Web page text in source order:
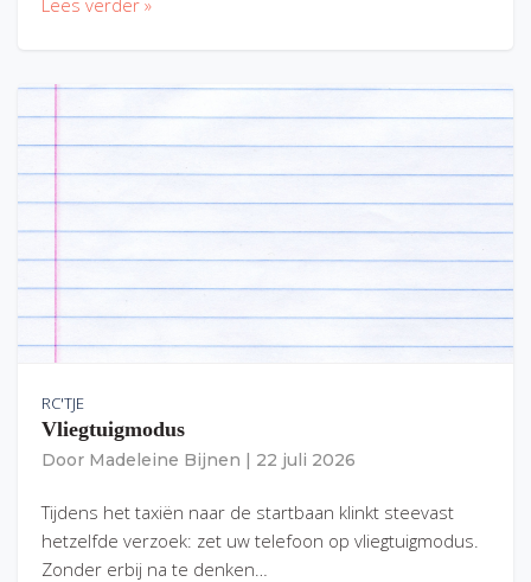
RC'TJE
Vliegtuigmodus
Door Madeleine Bijnen 22 juli 2026
Tijdens het taxiën naar de startbaan klinkt steevast
hetzelfde verzoek: zet uw telefoon op vliegtuigmodus.
Zonder erbij na te denken…